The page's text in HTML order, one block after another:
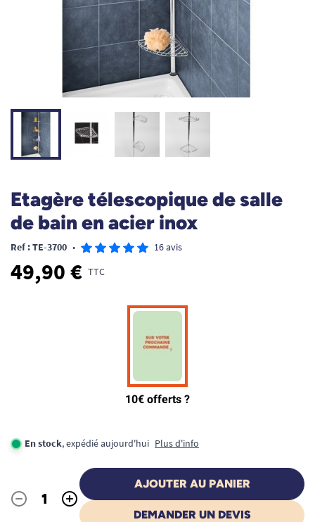
Etagère télescopique de salle
de bain en acier inox
Ref : TE-3700 • 16 avis
49,90 € TTC
En stock, expédié aujourd'hui Plus d'info
Quantité
- +
AJOUTER AU PANIER
DEMANDER UN DEVIS